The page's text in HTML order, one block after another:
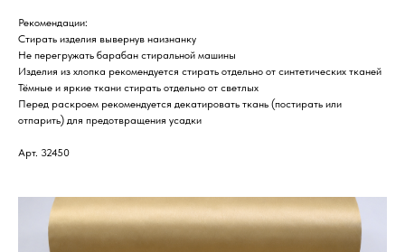
Рекомендации:
Стирать изделия вывернув наизнанку
Не перегружать барабан стиральной машины
Изделия из хлопка рекомендуется стирать отдельно от синтетических тканей
Тёмные и яркие ткани стирать отдельно от светлых
Перед раскроем рекомендуется декатировать ткань (постирать или
отпарить) для предотвращения усадки
Арт. 32450